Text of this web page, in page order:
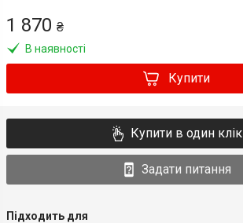
1 870 ₴
В наявності
Купити
Купити в один клік
Задати питання
Підходить для